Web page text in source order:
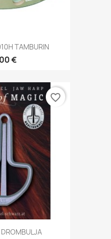
TAMBURIN
€
favorite_border